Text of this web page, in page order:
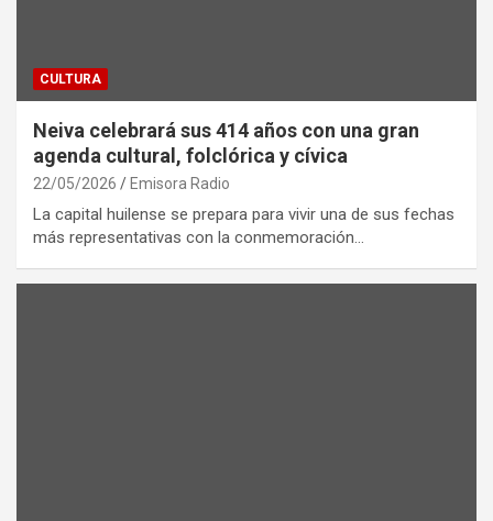
CULTURA
Neiva celebrará sus 414 años con una gran
agenda cultural, folclórica y cívica
22/05/2026 Emisora Radio
La capital huilense se prepara para vivir una de sus fechas
más representativas con la conmemoración…